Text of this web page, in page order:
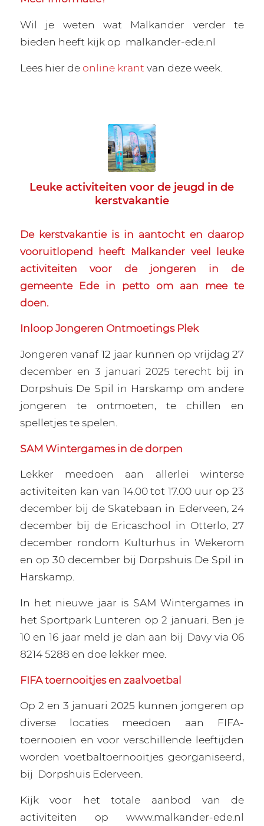
Wil je weten wat Malkander verder te
bieden heeft kijk op malkander-ede.nl
Lees hier deonline krant van deze week.
Leuke activiteiten voor de jeugd in de
kerstvakantie
De kerstvakantie is in aantocht en daarop
vooruitlopend heeft Malkander veel leuke
activiteiten voor de jongeren in de
gemeente Ede in petto om aan mee te
doen.
Inloop Jongeren Ontmoetings Plek
Jongeren vanaf 12 jaar kunnen op vrijdag 27
december en 3 januari 2025 terecht bij in
Dorpshuis De Spil in Harskamp om andere
jongeren te ontmoeten, te chillen en
spelletjes te spelen.
SAM Wintergames in de dorpen
Lekker meedoen aan allerlei winterse
activiteiten kan van 14.00 tot 17.00 uur op 23
december bij de Skatebaan in Ederveen, 24
december bij de Ericaschool in Otterlo, 27
december rondom Kulturhus in Wekerom
en op 30 december bij Dorpshuis De Spil in
Harskamp.
In het nieuwe jaar is SAM Wintergames in
het Sportpark Lunteren op 2 januari. Ben je
10 en 16 jaar meld je dan aan bij Davy via 06
8214 5288 en doe lekker mee.
FIFA toernooitjes en zaalvoetbal
Op 2 en 3 januari 2025 kunnen jongeren op
diverse locaties meedoen aan FIFA-
toernooien en voor verschillende leeftijden
worden voetbaltoernooitjes georganiseerd,
bij Dorpshuis Ederveen.
Kijk voor het totale aanbod van de
activiteiten op www.malkander-ede.nl